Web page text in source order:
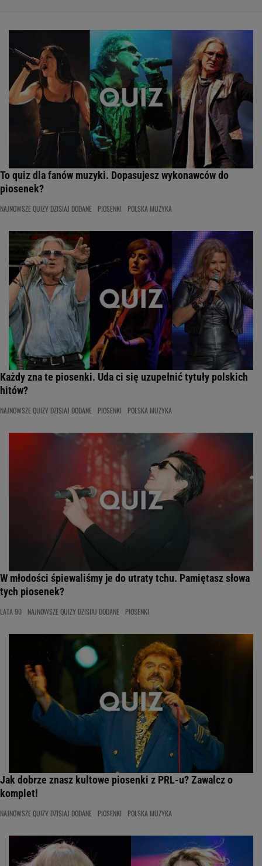
To quiz dla fanów muzyki. Dopasujesz wykonawców do
piosenek?
NAJNOWSZE QUIZY DZISIAJ DODANE PIOSENKI POLSKA MUZYKA
Każdy zna te piosenki. Uda ci się uzupełnić tytuły polskich
hitów?
NAJNOWSZE QUIZY DZISIAJ DODANE PIOSENKI POLSKA MUZYKA
W młodości śpiewaliśmy je do utraty tchu. Pamiętasz słowa
tych piosenek?
LATA 90 NAJNOWSZE QUIZY DZISIAJ DODANE PIOSENKI
Jak dobrze znasz kultowe piosenki z PRL-u? Zawalcz o
komplet!
NAJNOWSZE QUIZY DZISIAJ DODANE PIOSENKI POLSKA MUZYKA